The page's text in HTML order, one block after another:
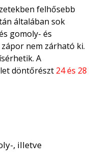
felhősebb
általában sok
gomoly- és
nem zárható ki.
A
döntőrészt 24 és 28
, illetve